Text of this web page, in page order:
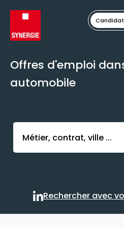
Offres d'emploi
automobile
Activer l’élément pour
Rechercher avec